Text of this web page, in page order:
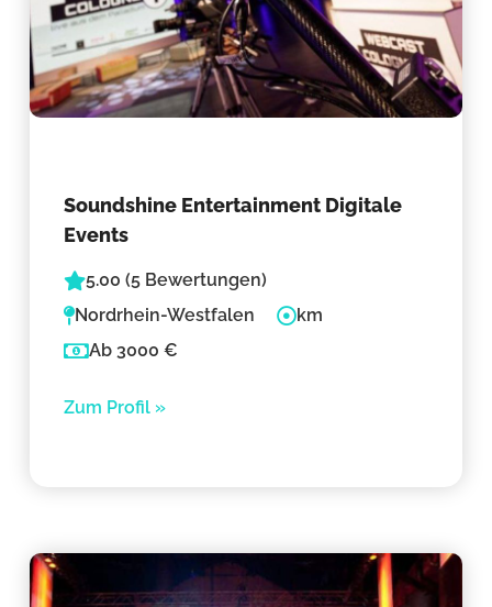
Soundshine Entertainment Digitale
Events
5.00 (5 Bewertungen)
Nordrhein-Westfalen
km
Ab 3000 €
Zum Profil »